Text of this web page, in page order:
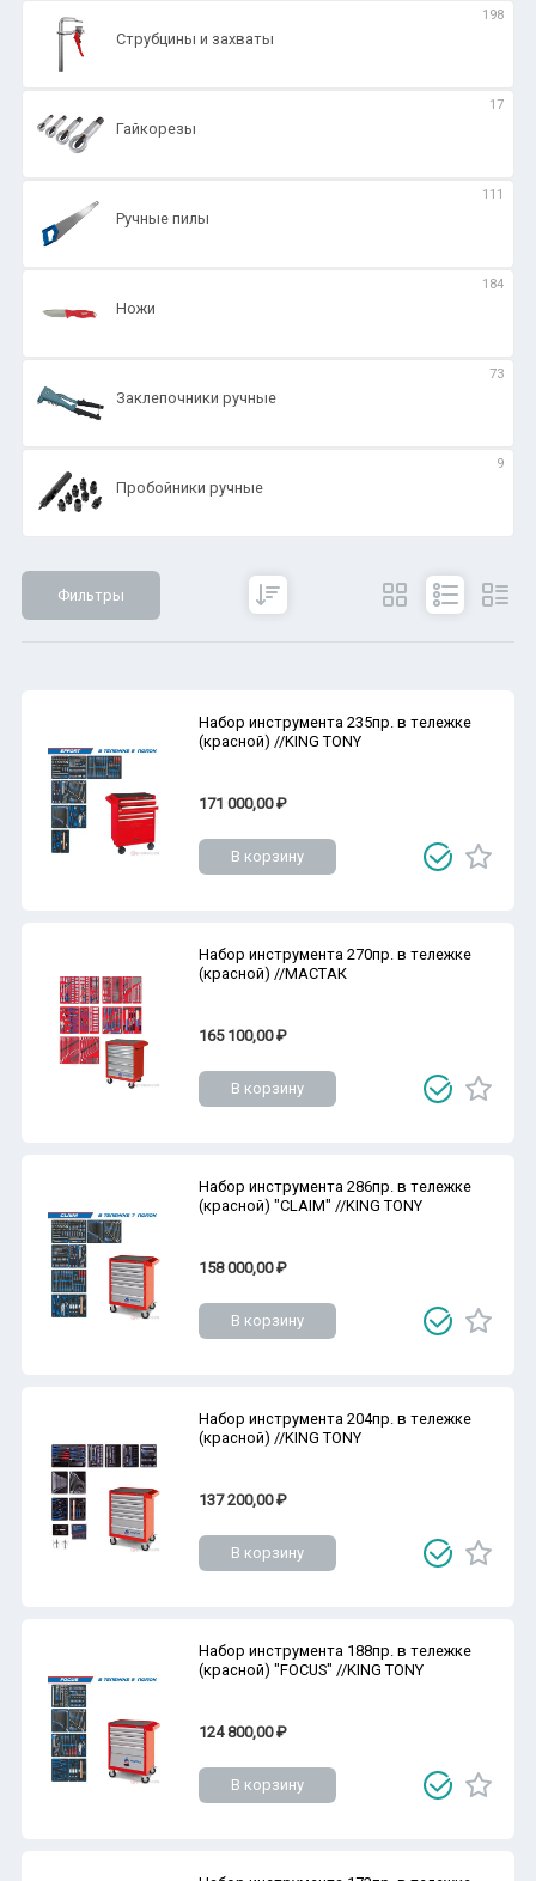
Струбцины и захваты
198
Гайкорезы
17
Ручные пилы
111
Ножи
184
Заклепочники ручные
73
Пробойники ручные
9
Фильтры
Набор инструмента 235пр. в тележке
(красной) //KING TONY
171 000,00 ₽
В корзину
Набор инструмента 270пр. в тележке
(красной) //МАСТАК
165 100,00 ₽
В корзину
Набор инструмента 286пр. в тележке
(красной) "CLAIM" //KING TONY
158 000,00 ₽
В корзину
Набор инструмента 204пр. в тележке
(красной) //KING TONY
137 200,00 ₽
В корзину
Набор инструмента 188пр. в тележке
(красной) "FOCUS" //KING TONY
124 800,00 ₽
В корзину